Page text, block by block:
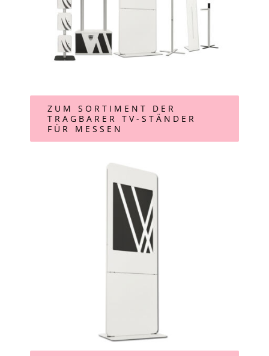
ZUM SORTIMENT DER
TRAGBARER TV-STÄNDER
FÜR MESSEN